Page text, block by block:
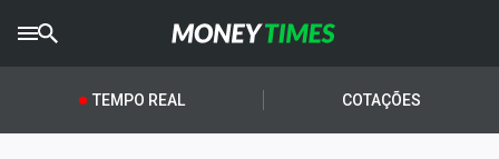
CRYPTOTIMES
AGROTIMES
TEMPO REAL COTAÇÕES